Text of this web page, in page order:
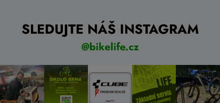
SLEDUJTE NÁŠ INSTAGRAM
@bikelife.cz